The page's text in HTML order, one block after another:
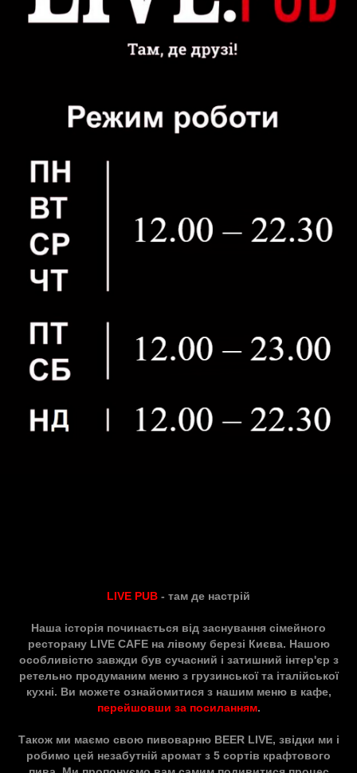
LIVE PUB - там де настрій
Наша історія починається від заснування сімейного
ресторану LIVE CAFE на лівому березі Києва. Нашою
особливістю завжди був сучасний і затишний інтер'єр з
ретельно продуманим меню з грузинської та італійської
кухні. Ви можете ознайомитися з нашим меню в кафе,
перейшовши за посиланням.
Також ми маємо свою пивоварню BEER LIVE, звідки ми і
робимо цей незабутній аромат з 5 сортів крафтового